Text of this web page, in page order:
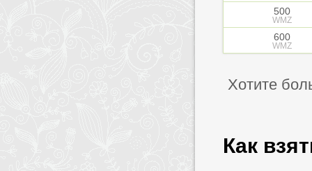
500
WMZ
600
WMZ
Хотите
Как